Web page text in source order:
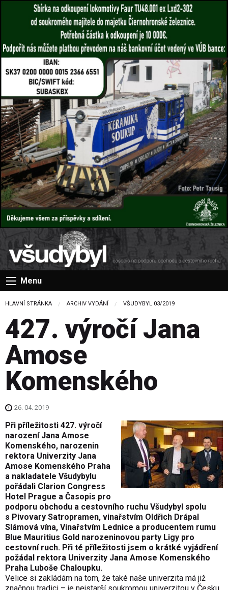
Menu
HLAVNÍ STRÁNKA ARCHIV VYDÁNÍ VŠUDYBYL 03/2019
427. výročí Jana
Amose
Komenského
26. 04. 2019
Při příležitosti 427. výročí
narození Jana Amose
Komenského, narozenin
rektora Univerzity Jana
Amose Komenského Praha
a nakladatele Všudybylu
pořádali Clarion Congress
Hotel Prague a Časopis pro
podporu obchodu a cestovního ruchu Všudybyl spolu
s Pivovary Satropramen, vinařstvím Oldřich Drápal
Slámová vína, Vinařstvím Lednice a producentem rumu
Blue Mauritius Gold narozeninovou party Ligy pro
cestovní ruch. Při té příležitosti jsem o krátké vyjádření
požádal rektora Univerzity Jana Amose Komenského
Praha Luboše Chaloupku.
Velice si zakládám na tom, že také naše univerzita má již